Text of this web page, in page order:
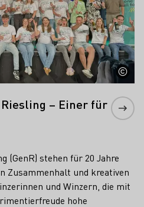
– Einer für
(GenR) stehen für 20 Jahre
Zusammenhalt und kreativen
und Winzern, die mit
hohe